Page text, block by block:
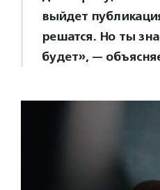
выйдет
решатся. Но ты
будет», —